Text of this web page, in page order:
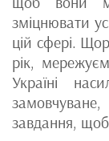
зміцнювати
цій сфері.
рік,
Україні
завдання,